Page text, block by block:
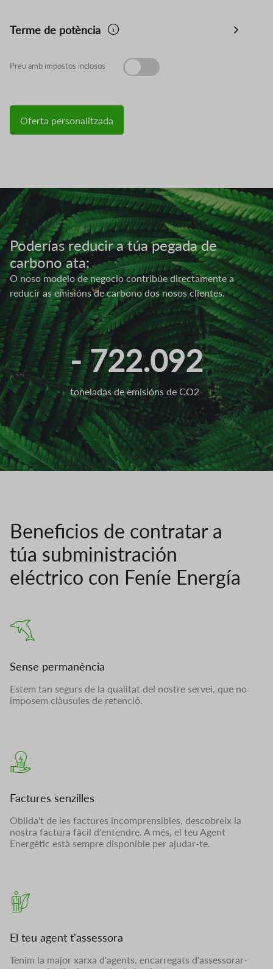
Terme de potència
Preu amb impostos inclosos
Oferta personalitzada
Imatge
Poderías reducir a túa pegada de
carbono ata:
O noso modelo de negocio contribúe directamente a
reducir as emisións de carbono dos nosos clientes.
- 722.092
toneladas de emisións de CO2
Beneficios de contratar a
túa subministración
eléctrico con Feníe Energía
Sense permanència
Estem tan segurs de la qualitat del nostre servei, que no
imposem clàusules de retenció.
Factures senzilles
Oblida't de les factures incomprensibles, descobreix la
nostra factura fàcil d'entendre. A més, el teu Agent
Energètic està sempre disponible per ajudar-te.
El teu agent t'assessora
Tenim la major xarxa d'agents, encarregats d'assessorar-